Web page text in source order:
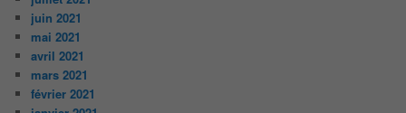
juin 2021
mai 2021
avril 2021
mars 2021
février 2021